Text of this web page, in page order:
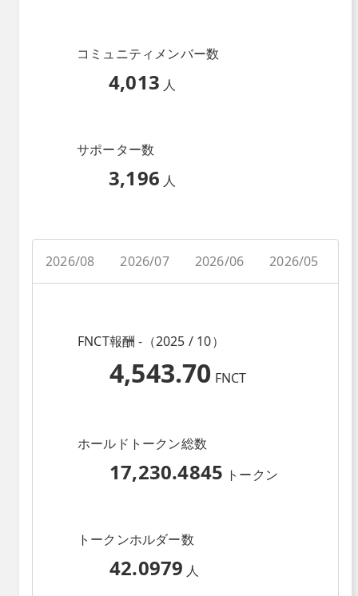
コミュニティメンバー数
4,013 人
サポーター数
3,196 人
2026/08 2026/07 2026/06 2026/05
FNCT報酬 -（2025 / 10）
4,543.70 FNCT
ホールドトークン総数
17,230.4845 トークン
トークンホルダー数
42.0979 人